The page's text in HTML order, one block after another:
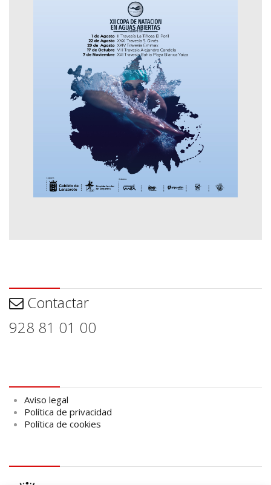
Contactar
928 81 01 00
Aviso legal
Política de privacidad
Política de cookies